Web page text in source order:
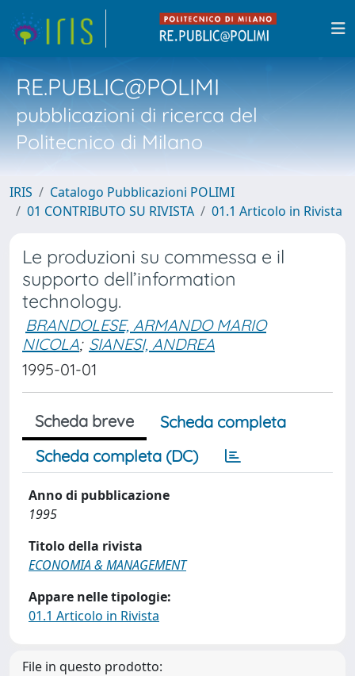
RE.PUBLIC@POLIMI
pubblicazioni di ricerca del
Politecnico di Milano
IRIS
Catalogo Pubblicazioni POLIMI
01 CONTRIBUTO SU RIVISTA
01.1 Articolo in Rivista
Le produzioni su commessa e il
supporto dell’information
technology.
BRANDOLESE, ARMANDO MARIO
NICOLA; SIANESI, ANDREA
1995-01-01
Scheda breve
Scheda completa
Scheda completa (DC)
Anno di pubblicazione
1995
Titolo della rivista
ECONOMIA & MANAGEMENT
Appare nelle tipologie:
01.1 Articolo in Rivista
File in questo prodotto: